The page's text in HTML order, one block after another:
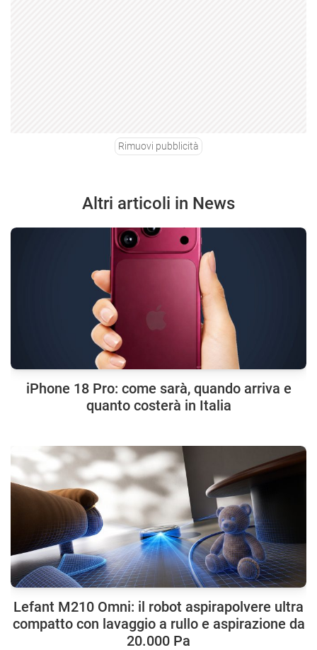
Rimuovi pubblicità
Altri articoli in News
iPhone 18 Pro: come sarà, quando arriva e
quanto costerà in Italia
Lefant M210 Omni: il robot aspirapolvere ultra
compatto con lavaggio a rullo e aspirazione da
20.000 Pa